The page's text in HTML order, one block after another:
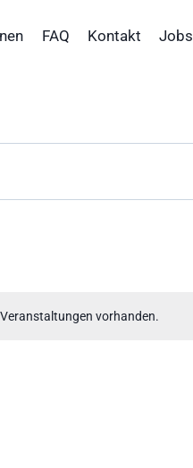
FAQ Kontakt Jobs
vorhanden.